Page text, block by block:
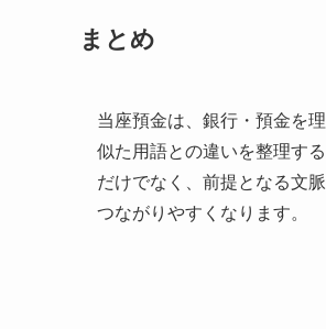
まとめ
当座預金は、銀行・預金を
似た用語との違いを整理す
だけでなく、前提となる文
つながりやすくなります。